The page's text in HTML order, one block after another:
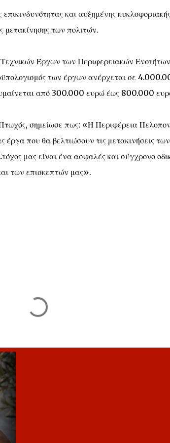
επικινδυνότητας και αυξημένης
μετακίνησης των πολιτών.
Έργων των Περιφερειακών Ενοτήτων
των έργων ανέρχεται σε
από 300.000 ευρώ έως 800.000
σημείωσε πως: «Η Περιφέρεια
έργα που θα βελτιώσουν τις μετακινήσεις
μας είναι ένα ασφαλές και σύγχρονο
των επισκεπτών μας».